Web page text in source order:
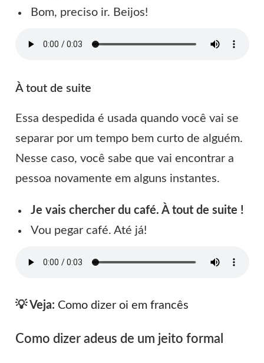
Bom, preciso ir. Beijos!
À tout de suite
Essa despedida é usada quando você vai se
separar por um tempo bem curto de alguém.
Nesse caso, você sabe que vai encontrar a
pessoa novamente em alguns instantes.
Je vais chercher du café. À tout de suite !
Vou pegar café. Até já!
💡 Veja: Como dizer oi em francês
Como dizer adeus de um jeito formal